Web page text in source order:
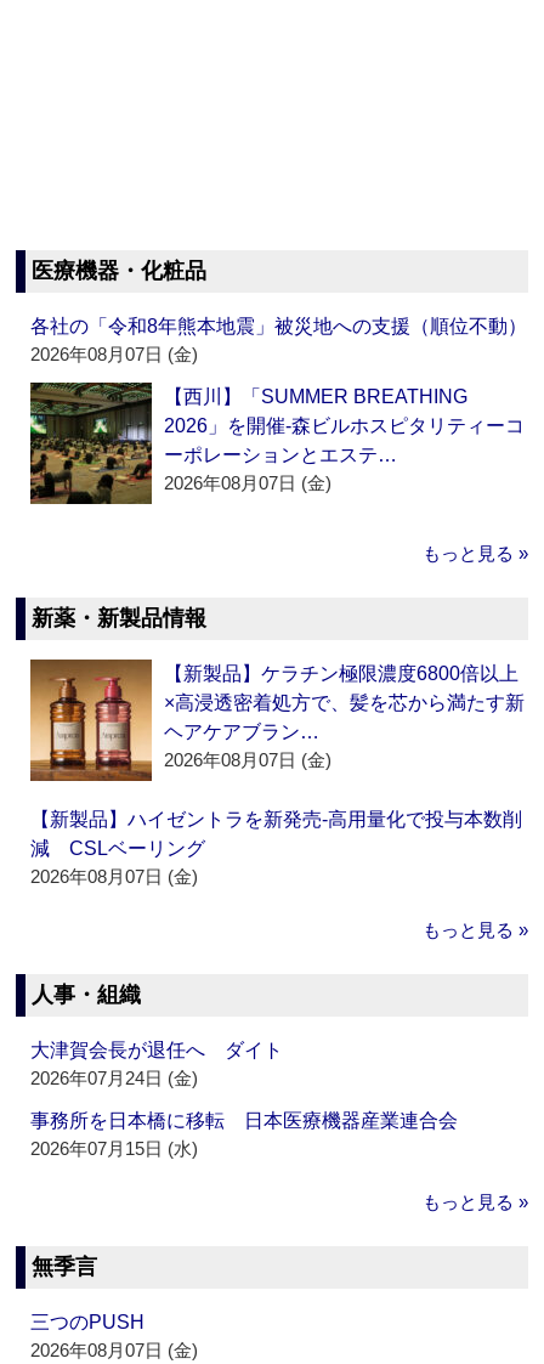
医療機器・化粧品
各社の「令和8年熊本地震」被災地への支援（順位不動）
2026年08月07日 (金)
【西川】「SUMMER BREATHING
2026」を開催‐森ビルホスピタリティーコ
ーポレーションとエステ…
2026年08月07日 (金)
もっと見る »
新薬・新製品情報
【新製品】ケラチン極限濃度6800倍以上
×高浸透密着処方で、髪を芯から満たす新
ヘアケアブラン…
2026年08月07日 (金)
【新製品】ハイゼントラを新発売‐高用量化で投与本数削
減 CSLベーリング
2026年08月07日 (金)
もっと見る »
人事・組織
大津賀会長が退任へ ダイト
2026年07月24日 (金)
事務所を日本橋に移転 日本医療機器産業連合会
2026年07月15日 (水)
もっと見る »
無季言
三つのPUSH
2026年08月07日 (金)